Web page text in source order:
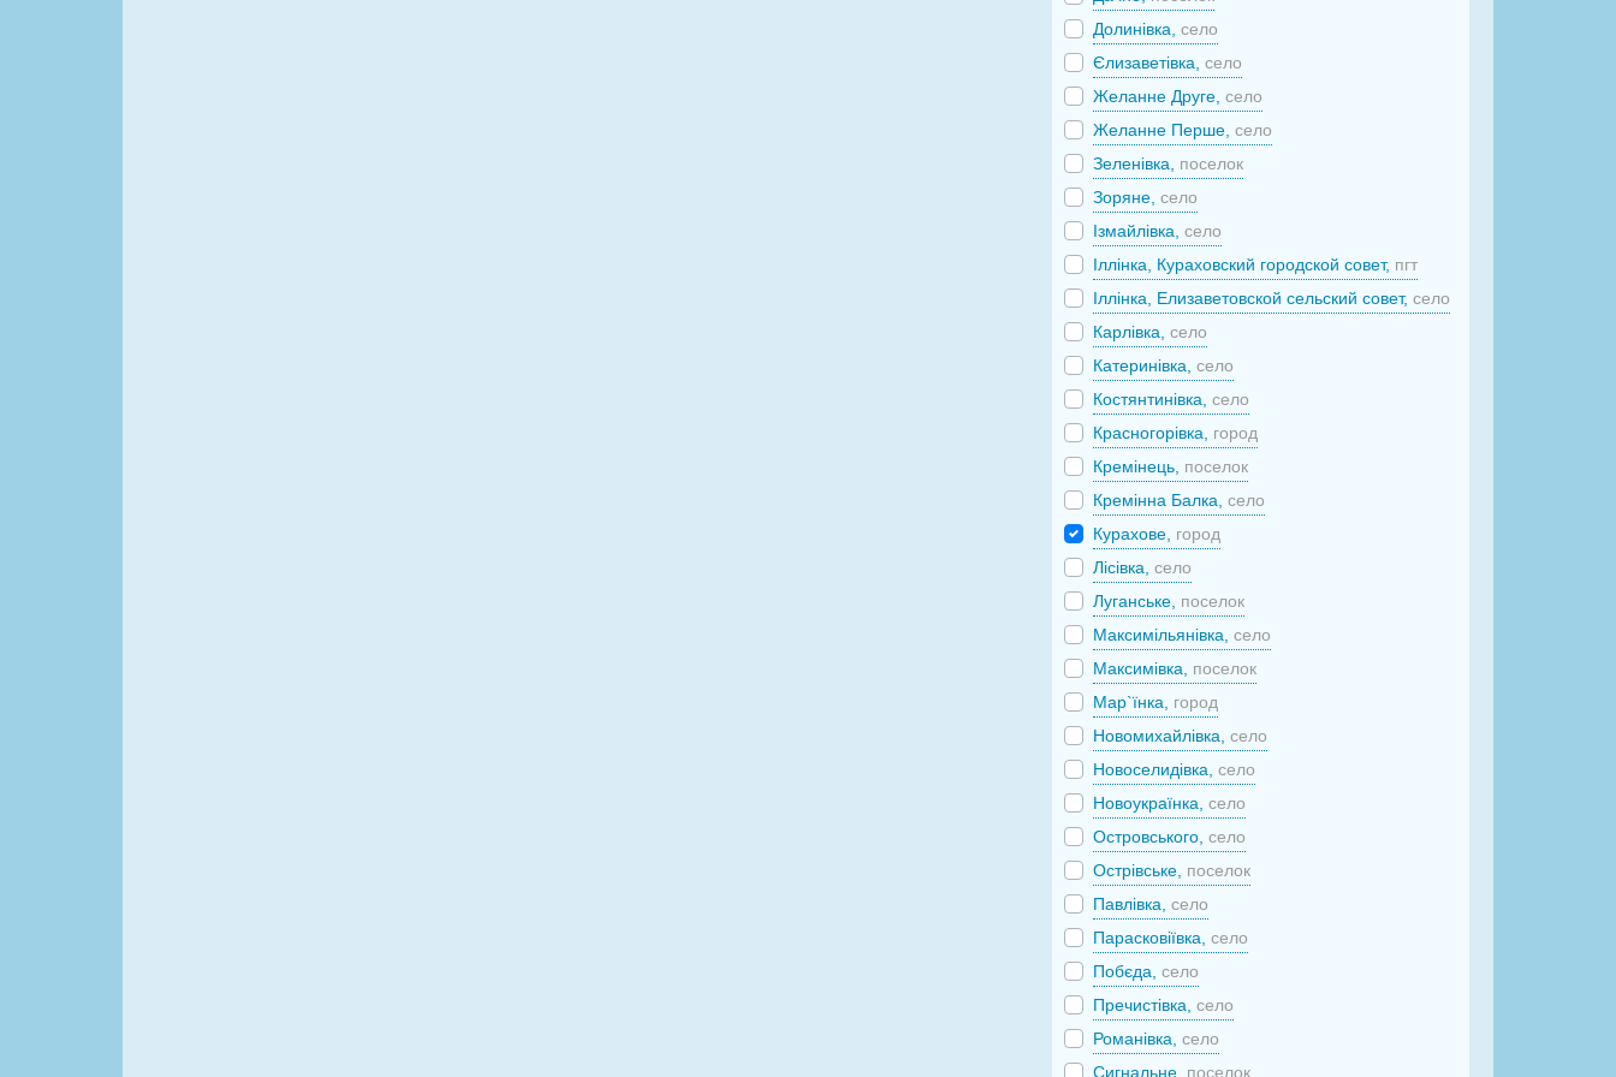
Долинівка,село
Єлизаветівка,село
Желанне Друге,село
Желанне Перше,село
Зеленівка, поселок
Зоряне,село
Ізмайлівка,село
Іллінка, Кураховский городской совет, пгт
Іллінка, Елизаветовской сельский совет,село
Карлівка,село
Катеринівка,село
Костянтинівка,село
Красногорівка, город
Кремінець, поселок
Кремінна Балка,село
Курахове, город
Лісівка,село
Луганське, поселок
Максимільянівка,село
Максимівка, поселок
Мар`їнка, город
Новомихайлівка,село
Новоселидівка,село
Новоукраїнка,село
Островського,село
Острівське, поселок
Павлівка,село
Парасковіївка,село
Побєда,село
Пречистівка,село
Романівка,село
Сигнальне, поселок